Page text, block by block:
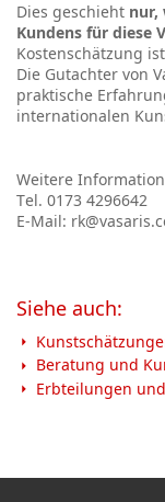
Dies geschieht nur,
Kundens für diese
Kostenschätzung
Die Gutachter von
praktische
internationalen
Weitere
Tel. 0173 4296642
E-Mail:
Siehe auch:
Beratung und
Erbteilungen